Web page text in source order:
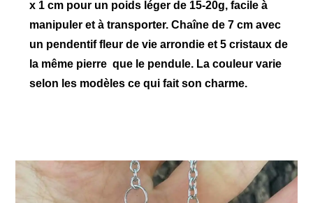
x 1 cm pour un poids léger de 15-20g, facile à
manipuler et à transporter. Chaîne de 7 cm avec
un pendentif fleur de vie arrondie et 5 cristaux de
la même pierre que le pendule. La couleur varie
selon les modèles ce qui fait son charme.